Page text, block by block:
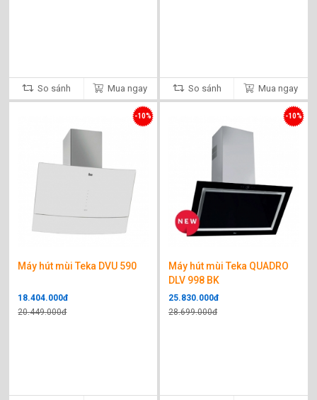
So sánh Mua ngay So sánh Mua ngay
Máy hút mùi Teka DVU 590
18.404.000đ
20.449.000đ
-10%
Máy hút mùi Teka QUADRO
DLV 998 BK
25.830.000đ
28.699.000đ
-10%